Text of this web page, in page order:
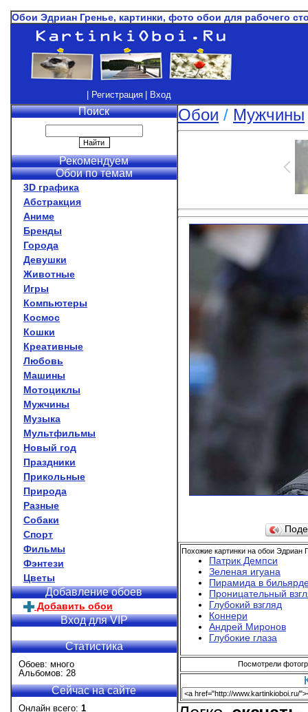
Обои Эдриан Гренье, картинки, фото обои для рабочего
| Регистрация | Вход
Поиск
Рекомендуем
Обои по темам
3D графика
Абстракция
Аниме
Бренды
Города
Девушки
Животные
Игры
Компьютеры
Космос
Кошки
Креативные
Любовь
Машины
Мотоциклы
Мужчины
Музыка
Мультфильмы
Новый год
Праздники
Прикольные
Природа
Разные
Собаки
Спорт
Фильмы
Фэнтези
Цветы
Добавление обоев
Добавить обои
Вход для VIP
Статистика
Обоев: много
Альбомов: 28
Сейчас на сайте
Онлайн всего: 1
Обои / Мужчины
Похожие картинки на обои Эдриан
Патрик Демпси
Зеленая игуана
Пирамида в
Проницательный
Глубокий взгляд
Коннери
Андрей Миронов
Глубокие глаза
Посмотрели